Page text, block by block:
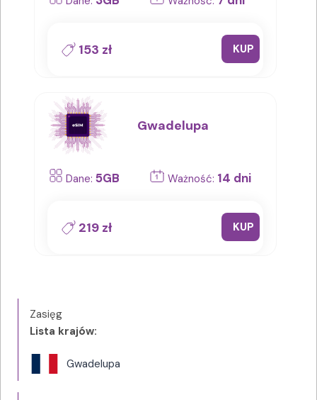
153 zł KUP
Gwadelupa
Dane: 5GB Ważność: 14 dni
219 zł KUP
Zasięg
Lista krajów:
Gwadelupa